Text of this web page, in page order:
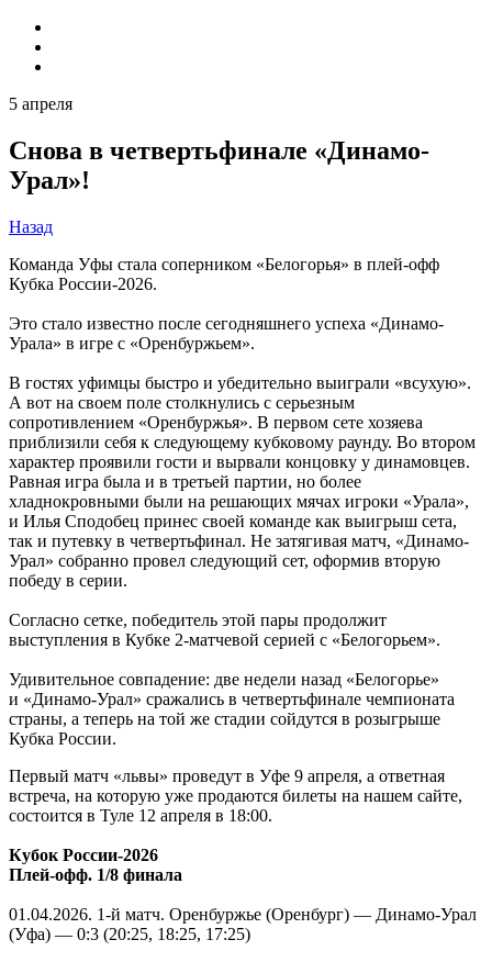
5 апреля
Снова в четвертьфинале «Динамо-
Урал»!
Назад
Команда Уфы стала соперником «Белогорья» в плей-офф
Кубка России-2026.
Это стало известно после сегодняшнего успеха «Динамо-
Урала» в игре с «Оренбуржьем».
В гостях уфимцы быстро и убедительно выиграли «всухую».
А вот на своем поле столкнулись с серьезным
сопротивлением «Оренбуржья». В первом сете хозяева
приблизили себя к следующему кубковому раунду. Во втором
характер проявили гости и вырвали концовку у динамовцев.
Равная игра была и в третьей партии, но более
хладнокровными были на решающих мячах игроки «Урала»,
и Илья Сподобец принес своей команде как выигрыш сета,
так и путевку в четвертьфинал. Не затягивая матч, «Динамо-
Урал» собранно провел следующий сет, оформив вторую
победу в серии.
Согласно сетке, победитель этой пары продолжит
выступления в Кубке 2-матчевой серией с «Белогорьем».
Удивительное совпадение: две недели назад «Белогорье»
и «Динамо-Урал» сражались в четвертьфинале чемпионата
страны, а теперь на той же стадии сойдутся в розыгрыше
Кубка России.
Первый матч «львы» проведут в Уфе 9 апреля, а ответная
встреча, на которую уже продаются билеты на нашем сайте,
состоится в Туле 12 апреля в 18:00.
Кубок России-2026
Плей-офф. 1/8 финала
01.04.2026. 1-й матч. Оренбуржье (Оренбург) — Динамо-Урал
(Уфа) — 0:3 (20:25, 18:25, 17:25)